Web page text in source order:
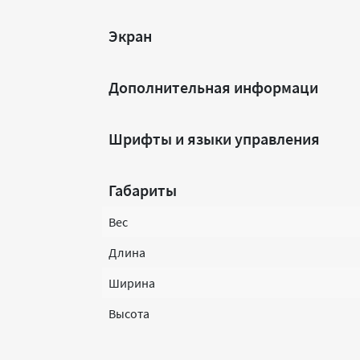
Экран
Дополнительная информаци
Шрифты и языки управления
Габариты
Вес
Длина
Ширина
Высота